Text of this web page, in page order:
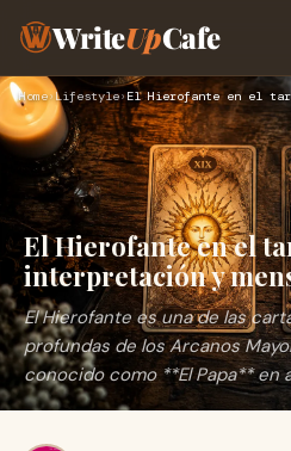
WriteUpCafe
Home› Lifestyle›
El Hierofante en el
interpretación y
El Hierofante es una de las
profundas de los Arcanos
conocido como **El Papa** en